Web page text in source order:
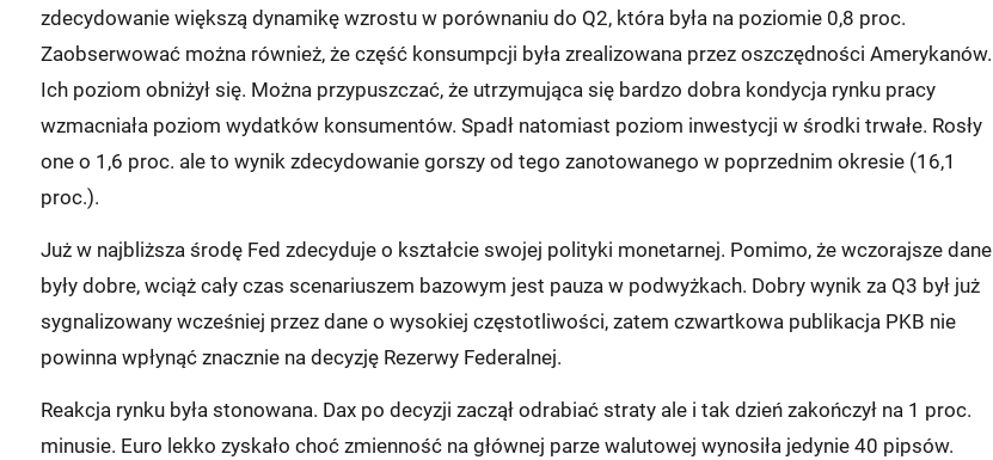
zdecydowanie większą dynamikę wzrostu w porównaniu do Q2, która była na poziomie 0,8 proc.
Zaobserwować można również, że część konsumpcji była zrealizowana przez oszczędności Amerykanów.
Ich poziom obniżył się. Można przypuszczać, że utrzymująca się bardzo dobra kondycja rynku pracy
wzmacniała poziom wydatków konsumentów. Spadł natomiast poziom inwestycji w środki trwałe. Rosły
one o 1,6 proc. ale to wynik zdecydowanie gorszy od tego zanotowanego w poprzednim okresie (16,1
proc.).
Już w najbliższa środę Fed zdecyduje o kształcie swojej polityki monetarnej. Pomimo, że wczorajsze dane
były dobre, wciąż cały czas scenariuszem bazowym jest pauza w podwyżkach. Dobry wynik za Q3 był już
sygnalizowany wcześniej przez dane o wysokiej częstotliwości, zatem czwartkowa publikacja PKB nie
powinna wpłynąć znacznie na decyzję Rezerwy Federalnej.
Reakcja rynku była stonowana. Dax po decyzji zaczął odrabiać straty ale i tak dzień zakończył na 1 proc.
minusie. Euro lekko zyskało choć zmienność na głównej parze walutowej wynosiła jedynie 40 pipsów.